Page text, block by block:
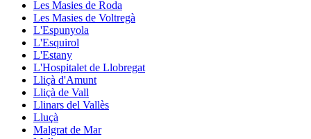
Les Masies de Roda
Les Masies de Voltregà
L'Espunyola
L'Esquirol
L'Estany
L'Hospitalet de Llobregat
Lliçà d'Amunt
Lliçà de Vall
Llinars del Vallès
Lluçà
Malgrat de Mar